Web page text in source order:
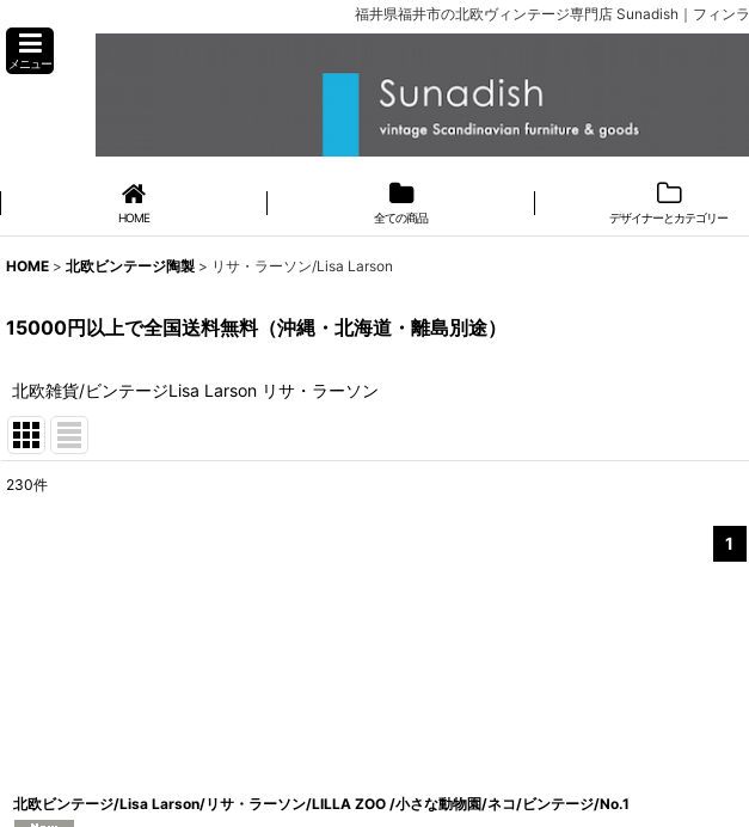
福井県福井市の北欧ヴィンテージ専門店 Sunadish｜フィン
メニュー
HOME 全ての商品 デザイナーとカテゴリー
HOME > 北欧ビンテージ陶製 > リサ・ラーソン/Lisa Larson
15000円以上で全国送料無料（沖縄・北海道・離島別途）
北欧雑貨/ビンテージLisa Larson リサ・ラーソン
230件
1
北欧ビンテージ/Lisa Larson/リサ・ラーソン/LILLA ZOO /小さな動物園/ネコ/ビンテージ/No.1